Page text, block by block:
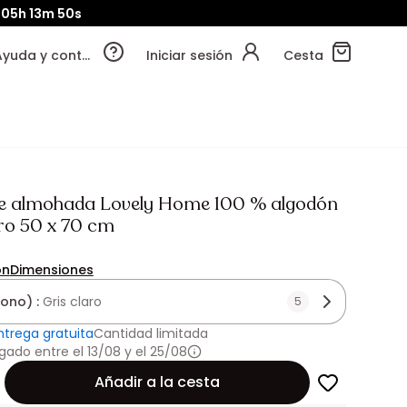
05h 13m 48s
Ayuda y contacto Iniciar sesión Cesta
almohada Lovely Home 100 % algodón
50 x 70 cm
Dimensiones
: Gris claro 5
gratuitaCantidad limitada
entre el 13/08 y el 25/08
Añadir a la cesta